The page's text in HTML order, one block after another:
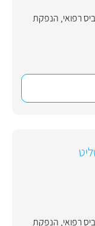
רפואי, הנפקת
רפואי, הנפקת